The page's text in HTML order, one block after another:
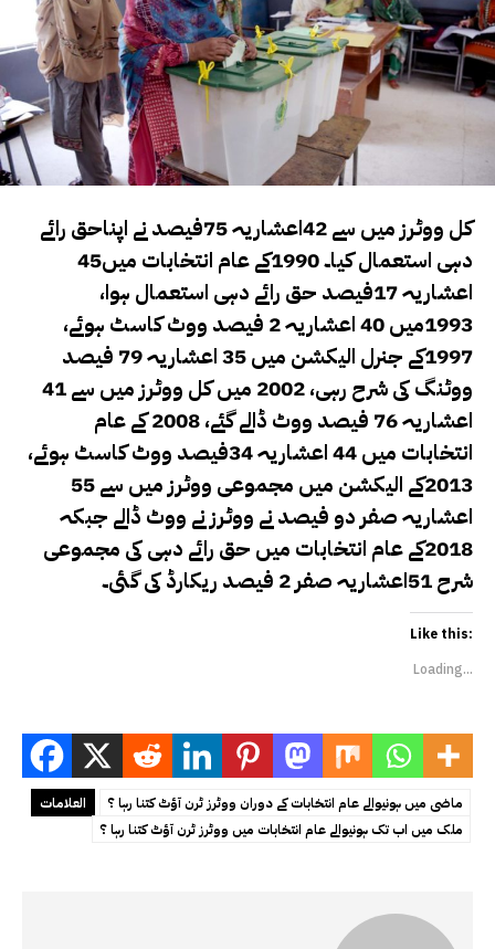
کل ووٹرز میں سے 42اعشاریہ 75فیصد نے اپناحق رائے
دہی استعمال کیا۔ 1990کے عام انتخابات میں45
اعشاریہ 17فیصد حق رائے دہی استعمال ہوا،
1993میں 40 اعشاریہ 2 فیصد ووٹ کاسٹ ہوئے،
1997کے جنرل الیکشن میں 35 اعشاریہ 79 فیصد
ووٹنگ کی شرح رہی، 2002 میں کل ووٹرز میں سے 41
اعشاریہ 76 فیصد ووٹ ڈالے گئے، 2008 کے عام
انتخابات میں 44 اعشاریہ 34فیصد ووٹ کاسٹ ہوئے،
2013کے الیکشن میں مجموعی ووٹرز میں سے 55
اعشاریہ صفر دو فیصد نے ووٹرز نے ووٹ ڈالے جبکہ
2018کے عام انتخابات میں حق رائے دہی کی مجموعی
شرح 51اعشاریہ صفر 2 فیصد ریکارڈ کی گئی۔
Like this:
Loading...
العلامات
ماضی میں ہونیوالے عام انتخابات کے دوران ووٹرز ٹرن آؤٹ کتنا رہا ؟
ملک میں اب تک ہونیوالے عام انتخابات میں ووٹرز ٹرن آؤٹ کتنا رہا ؟